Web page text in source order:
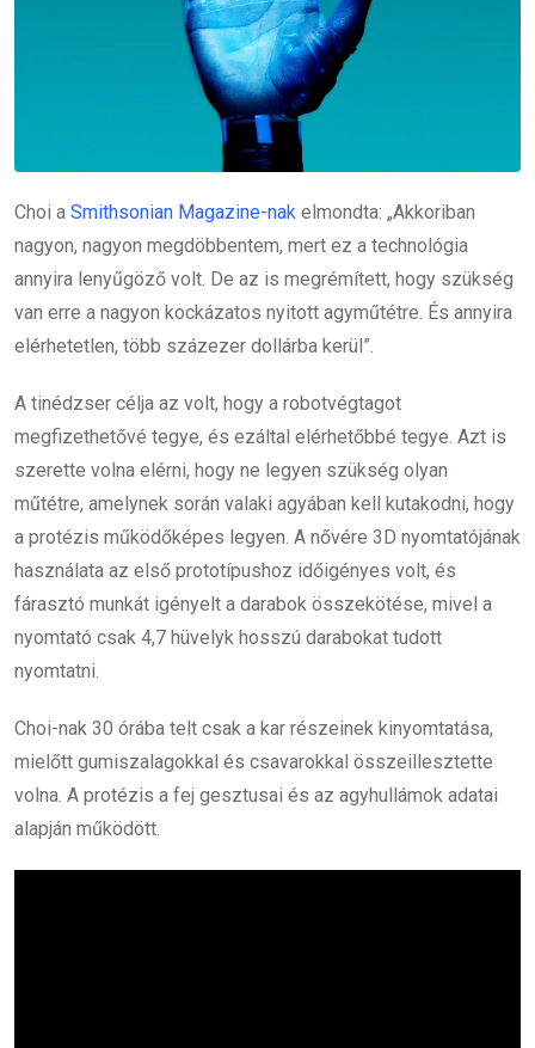
Choi a Smithsonian Magazine-nak elmondta: „Akkoriban
nagyon, nagyon megdöbbentem, mert ez a technológia
annyira lenyűgöző volt. De az is megrémített, hogy szükség
van erre a nagyon kockázatos nyitott agyműtétre. És annyira
elérhetetlen, több százezer dollárba kerül”.
A tinédzser célja az volt, hogy a robotvégtagot
megfizethetővé tegye, és ezáltal elérhetőbbé tegye. Azt is
szerette volna elérni, hogy ne legyen szükség olyan
műtétre, amelynek során valaki agyában kell kutakodni, hogy
a protézis működőképes legyen. A nővére 3D nyomtatójának
használata az első prototípushoz időigényes volt, és
fárasztó munkát igényelt a darabok összekötése, mivel a
nyomtató csak 4,7 hüvelyk hosszú darabokat tudott
nyomtatni.
Choi-nak 30 órába telt csak a kar részeinek kinyomtatása,
mielőtt gumiszalagokkal és csavarokkal összeillesztette
volna. A protézis a fej gesztusai és az agyhullámok adatai
alapján működött.